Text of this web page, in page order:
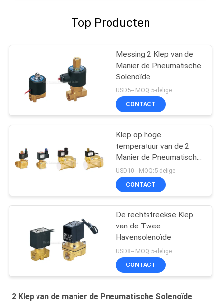
Top Producten
Messing 2 Klep van de
Manier de Pneumatische
Solenoïde
USD5-- MOQ:5-delige
CONTACT
Klep op hoge
temperatuur van de 2
Manier de Pneumatische
Solenoïde
USD10-- MOQ:5-delige
CONTACT
De rechtstreekse Klep
van de Twee
Havensolenoïde
USD8-- MOQ:5-delige
CONTACT
2 Klep van de manier de Pneumatische Solenoïde